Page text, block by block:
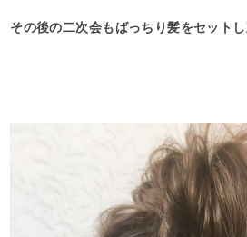
その後の二次会もばっちり髪をセット